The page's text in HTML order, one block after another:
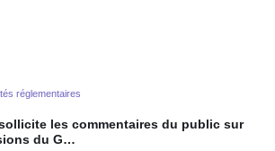
réglementaires
les commentaires du public sur
du G…